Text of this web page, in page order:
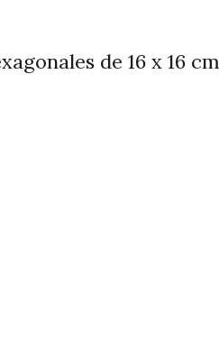
de 16 x 16